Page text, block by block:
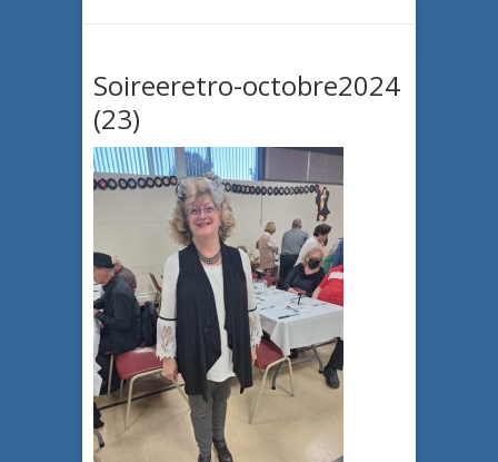
Soireeretro-octobre2024
(23)